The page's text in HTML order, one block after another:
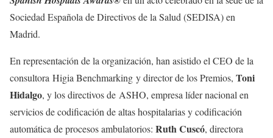
Sociedad Española de Directivos de la Salud (SEDISA) en
Madrid.
En representación de la organización, han asistido el CEO de la
consultora Higia Benchmarking y director de los Premios, Toni
Hidalgo, y los directivos de ASHO, empresa líder nacional en
servicios de codificación de altas hospitalarias y codificación
automática de procesos ambulatorios: Ruth Cuscó, directora